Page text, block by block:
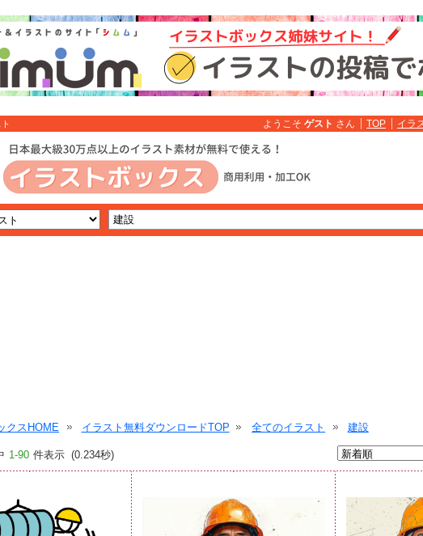
ようこそ ゲスト さん TOP イラ
クスHOME イラスト無料ダウンロードTOP 全てのイラスト 建設
1-90 件表示 (0.234秒)